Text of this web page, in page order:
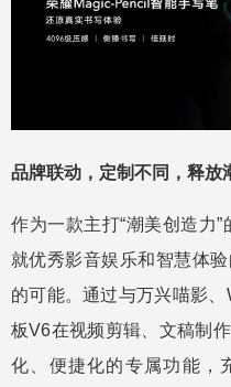
品牌联动，定制不同，释放
作为一款主打“潮美创造力
就优秀影音娱乐和智慧体
的可能。通过与万兴喵影
板V6在视频剪辑、文稿制
化、便捷化的专属功能，